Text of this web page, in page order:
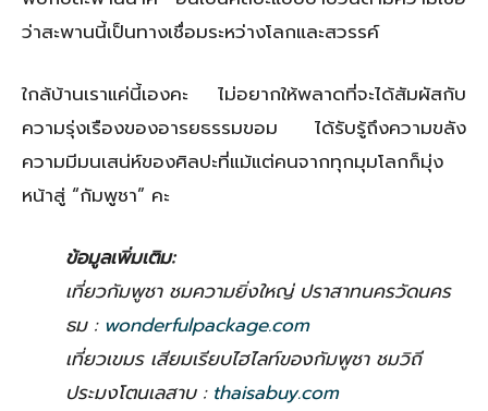
ว่าสะพานนี้เป็นทางเชื่อมระหว่างโลกและสวรรค์
ใกล้บ้านเราแค่นี้เองคะ ไม่อยากให้พลาดที่จะได้สัมผัสกับ
ความรุ่งเรืองของอารยธรรมขอม ได้รับรู้ถึงความขลัง
ความมีมนเสน่ห์ของศิลปะที่แม้แต่คนจากทุกมุมโลกก็มุ่ง
หน้าสู่ “กัมพูชา” คะ
ข้อมูลเพิ่มเติม:
เที่ยวกัมพูชา ชมความยิ่งใหญ่ ปราสาทนครวัดนคร
ธม : wonderfulpackage.com
เที่ยวเขมร เสียมเรียบไฮไลท์ของกัมพูชา ชมวิถี
ประมงโตนเลสาบ : thaisabuy.com